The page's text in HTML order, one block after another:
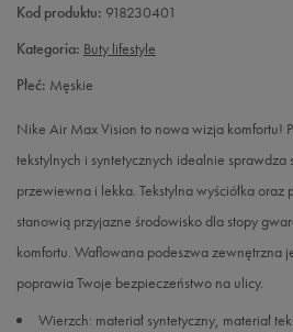
43 27,5 cm
44,5 28,5 cm
45 29 cm
46 30 cm
Kod produktu: 918230401
Kategoria: Buty lifestyle
Płeć: Męskie
Nike Air Max Vision to nowa wizja komfortu!
tekstylnych i syntetycznych idealnie
przewiewna i lekka. Tekstylna wyściółka
stanowią przyjazne środowisko dla stopy
komfortu. Waflowana podeszwa zewnętrzna
poprawia Twoje bezpieczeństwo na ulicy.
Wierzch: materiał syntetyczny, materiał